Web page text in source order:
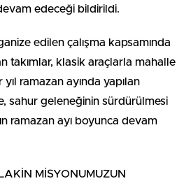
edeceği bildirildi.
edilen çalışma kapsamında
takımlar, klasik araçlarla mahalle
ramazan ayında yapılan
sahur geleneğinin sürdürülmesi
ramazan ayı boyunca devam
MİSYONUMUZUN